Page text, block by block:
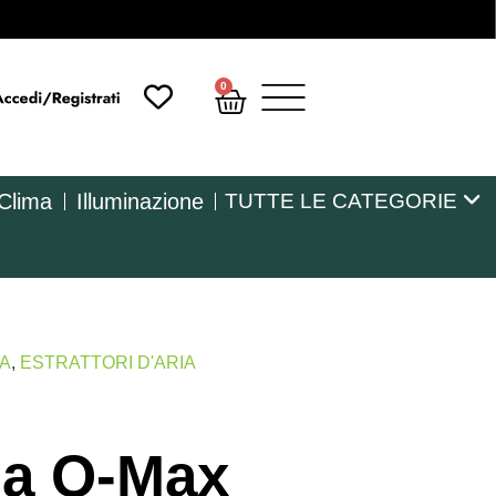
0
Illuminazione TUTTE LE CATEGORIE
, ESTRATTORI D'ARIA
Q-Max